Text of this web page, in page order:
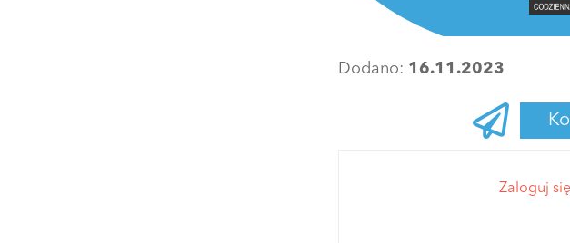
Dodano: 16.11.2023
Zaloguj się